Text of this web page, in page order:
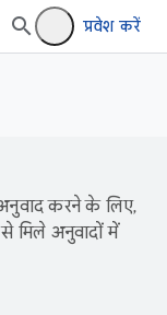
प्रवेश करें
करने के लिए,
मिले अनुवादों में